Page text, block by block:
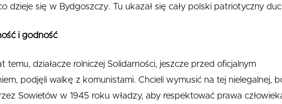
dzieje się w Bydgoszczy. Tu ukazał się cały polski patriotyczny
i godność
temu, działacze rolniczej Solidarności, jeszcze przed oficjalnym
podjęli walkę z komunistami. Chcieli wymusić na tej nielegalnej,
Sowietów w 1945 roku władzy, aby respektować prawa